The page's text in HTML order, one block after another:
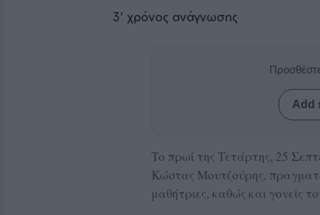
3' χρόνος ανάγνωσης
Add
Το πρωί της Τετάρτης, 25
Κώστας Μουτζούρης,
μαθήτριες, καθώς και γονείς